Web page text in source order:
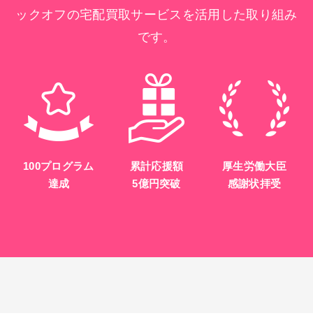
ックオフの宅配買取サービスを活用した取り組み
です。
100プログラム
達成
累計応援額
5億円突破
厚生労働大臣
感謝状拝受